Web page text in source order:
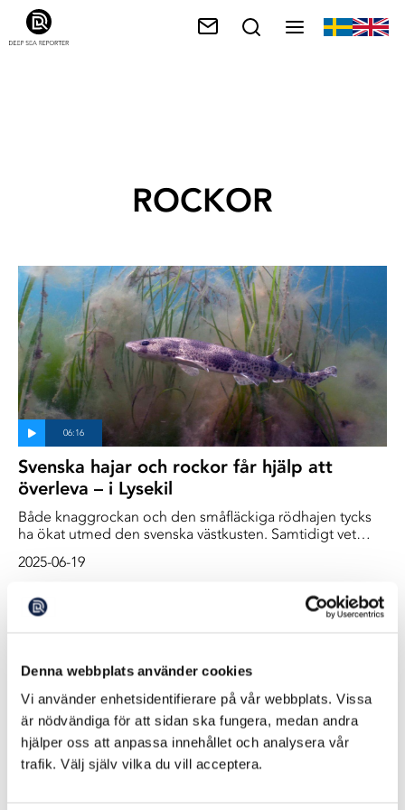
Denna webbplats använder cookies
Vi använder enhetsidentifierare på vår webbplats. Vissa
är nödvändiga för att sidan ska fungera, medan andra
hjälper oss att anpassa innehållet och analysera vår
trafik. Välj själv vilka du vill acceptera.
ROCKOR
Svenska hajar och rockor får hjälp att
överleva – i Lysekil
Både knaggrockan och den småfläckiga rödhajen tycks
ha ökat utmed den svenska västkusten. Samtidigt vet
perspektiv.
2025-06-19